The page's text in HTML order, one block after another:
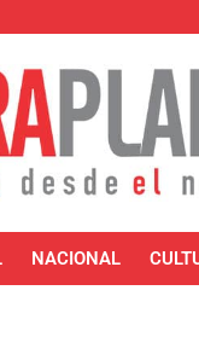
NACIONAL